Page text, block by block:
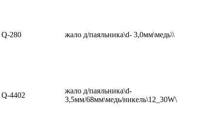
Q-280 жало д/паяльника\d- 3,0мм\медь\\
Q-4402
жало д/паяльника\d-
3,5мм/68мм\медь/никель\12_30W\